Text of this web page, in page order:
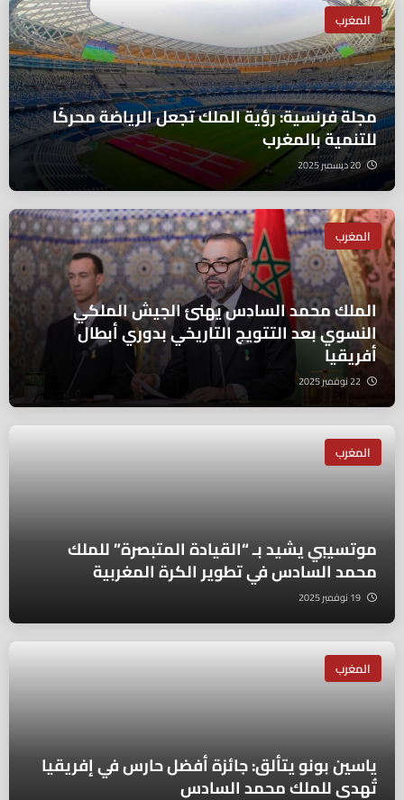
المغرب
مجلة فرنسية: رؤية الملك تجعل الرياضة محركًا
للتنمية بالمغرب
20 ديسمبر 2025
المغرب
الملك محمد السادس يهنئ الجيش الملكي
النسوي بعد التتويج التاريخي بدوري أبطال
أفريقيا
المغرب
موتسيبي يشيد بـ “القيادة المتبصرة” للملك
محمد السادس في تطوير الكرة المغربية
المغرب
ياسين بونو يتألق: جائزة أفضل حارس في إفريقيا
تُهدى للملك محمد السادس